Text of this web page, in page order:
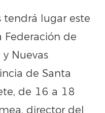
tendrá lugar este
Federación de
Nuevas
de Santa
de 16 a 18
director del